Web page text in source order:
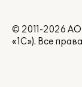
© 2011-2026
«1С»). Все